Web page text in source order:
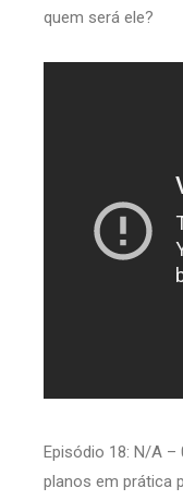
quem será ele?
Episódio 18: N/A –
planos em prática